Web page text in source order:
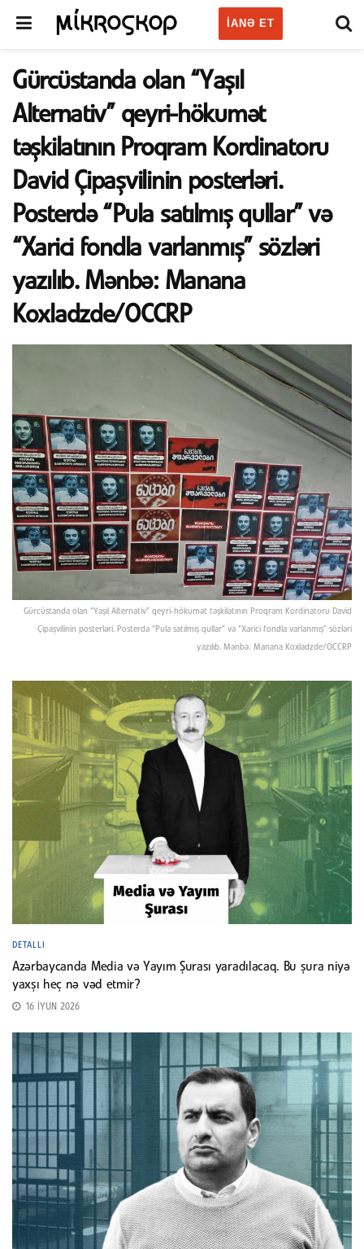
IANƏ ET
Gürcüstanda olan “Yaşıl
Alternativ” qeyri-hökumət
təşkilatının Proqram Kordinatoru
David Çipaşvilinin posterləri.
Posterdə “Pula satılmış qullar” və
“Xarici fondla varlanmış” sözləri
yazılıb. Mənbə: Manana
Koxladzde/OCCRP
Gürcüstanda olan “Yaşıl Alternativ” qeyri-hökumət təşkilatının Proqram Kordinatoru David
Çipaşvilinin posterləri. Posterdə “Pula satılmış qullar” və “Xarici fondla varlanmış” sözləri
yazılıb. Mənbə: Manana Koxladzde/OCCRP
DETALLI
Azərbaycanda Media və Yayım Şurası yaradılacaq. Bu şura niyə
yaxşı heç nə vəd etmir?
16 İYUN 2026